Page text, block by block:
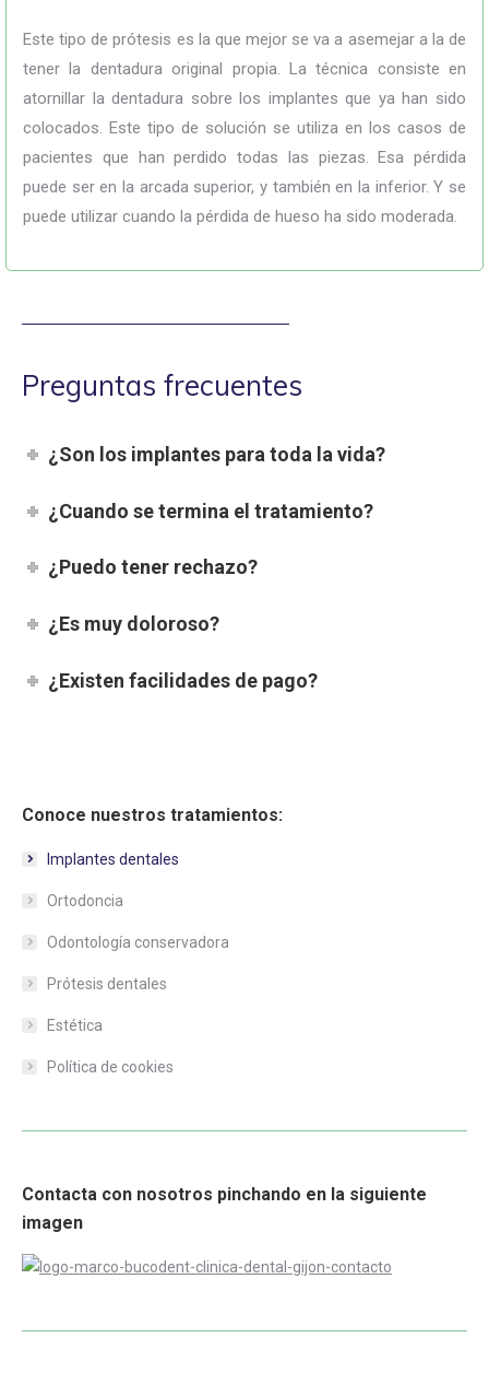
Este tipo de prótesis es la que mejor se va a asemejar a la de
tener la dentadura original propia. La técnica consiste en
atornillar la dentadura sobre los implantes que ya han sido
colocados. Este tipo de solución se utiliza en los casos de
pacientes que han perdido todas las piezas. Esa pérdida
puede ser en la arcada superior, y también en la inferior. Y se
puede utilizar cuando la pérdida de hueso ha sido moderada.
Preguntas frecuentes
¿Son los implantes para toda la vida?
¿Cuando se termina el tratamiento?
¿Puedo tener rechazo?
¿Es muy doloroso?
¿Existen facilidades de pago?
Conoce nuestros tratamientos:
Implantes dentales
Ortodoncia
Odontología conservadora
Prótesis dentales
Estética
Política de cookies
Contacta con nosotros pinchando en la siguiente
imagen